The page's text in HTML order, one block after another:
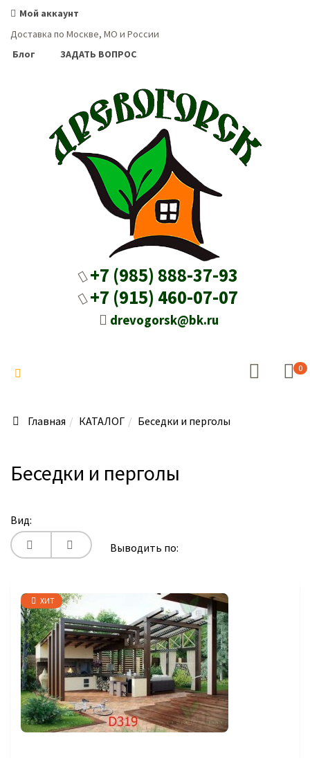
Мой аккаунт
Доставка по Москве, МО и России
Блог
ЗАДАТЬ ВОПРОС
+7 (985) 888-37-93
+7 (915) 460-07-07
drevogorsk@bk.ru
0
Главная КАТАЛОГ Беседки и перголы
Беседки и перголы
Вид:
Выводить по:
ХИТ